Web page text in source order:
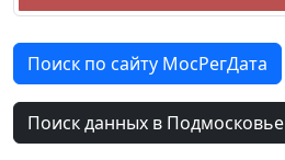
Поиск по сайту МосРегДата
Поиск данных в Подмосковье